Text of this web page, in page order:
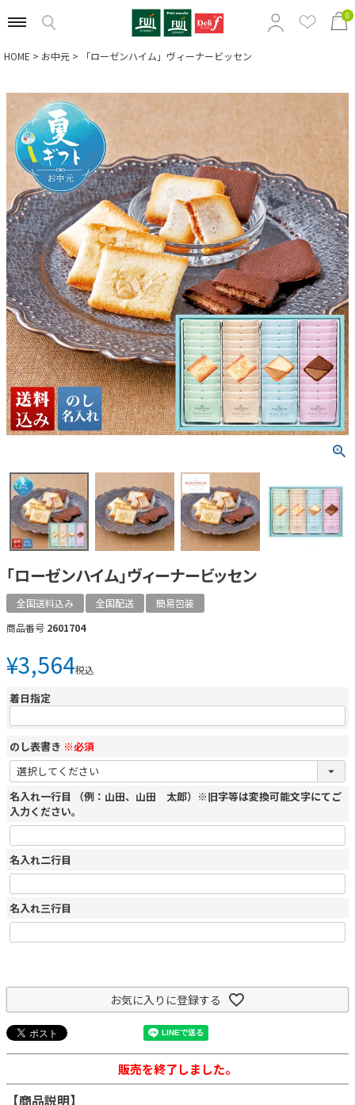
0
特集から選ぶ
商品の価格から選ぶ
定番ギフトから選ぶ
相手別のおすすめギフトから選ぶ
HOME お中元 「ローゼンハイム」ヴィーナービッセン
「ローゼンハイム」ヴィーナービッセン
全国送料込み 全国配送
簡易包装
商品番号 2601704
¥3,564税込
着日指定
のし表書き ※必須
名入れ一行目 （例：山田、山田 太郎）※旧字等は変換可能文字にてご
入力ください。
名入れ二行目
名入れ三行目
お気に入りに登録する
販売を終了しました。
【商品説明】